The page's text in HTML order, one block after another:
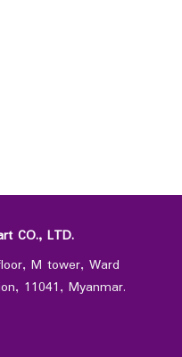
CO., LTD.
M tower, Ward
11041, Myanmar.